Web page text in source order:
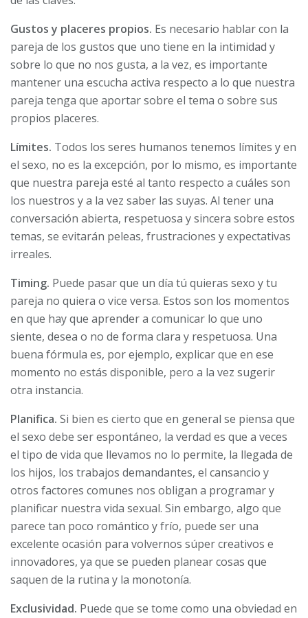
Gustos y placeres propios. Es necesario hablar con la
pareja de los gustos que uno tiene en la intimidad y
sobre lo que no nos gusta, a la vez, es importante
mantener una escucha activa respecto a lo que nuestra
pareja tenga que aportar sobre el tema o sobre sus
propios placeres.
Límites. Todos los seres humanos tenemos límites y en
el sexo, no es la excepción, por lo mismo, es importante
que nuestra pareja esté al tanto respecto a cuáles son
los nuestros y a la vez saber las suyas. Al tener una
conversación abierta, respetuosa y sincera sobre estos
temas, se evitarán peleas, frustraciones y expectativas
irreales.
Timing. Puede pasar que un día tú quieras sexo y tu
pareja no quiera o vice versa. Estos son los momentos
en que hay que aprender a comunicar lo que uno
siente, desea o no de forma clara y respetuosa. Una
buena fórmula es, por ejemplo, explicar que en ese
momento no estás disponible, pero a la vez sugerir
otra instancia.
Planifica. Si bien es cierto que en general se piensa que
el sexo debe ser espontáneo, la verdad es que a veces
el tipo de vida que llevamos no lo permite, la llegada de
los hijos, los trabajos demandantes, el cansancio y
otros factores comunes nos obligan a programar y
planificar nuestra vida sexual. Sin embargo, algo que
parece tan poco romántico y frío, puede ser una
excelente ocasión para volvernos súper creativos e
innovadores, ya que se pueden planear cosas que
saquen de la rutina y la monotonía.
Exclusividad. Puede que se tome como una obviedad en